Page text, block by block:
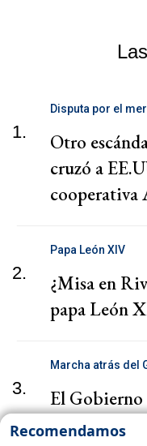
1.
Disputa por el
Otro
cruzó a
cooperativa
2.
Papa León XIV
¿Misa en
papa León
3.
Marcha atrás del
El Gobierno
reforma que